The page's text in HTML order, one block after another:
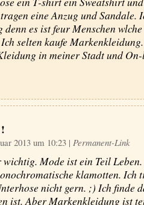
eine Anzug und Sandale.
es ist feur Menschen
selten kaufe
in meiner Stadt und
2013 um 10:23 | Permanent-Link
Mode ist ein Teil
klamotten. Ich
nicht gern. ;) Ich finde
ist. Aber Markenkleidung ist